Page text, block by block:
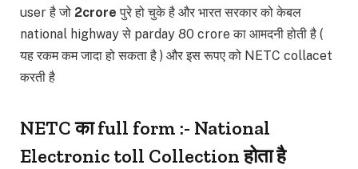
user है जो 2crore पुरे हो चुके है और भारत सरकार को केबल
national highway से parday 80 crore का आमदनी होती है (
यह रकम कम जादा हो सकता है ) और इस रूपए को NETC collacet
करती है
NETC का full form :- National
Electronic toll Collection होता है